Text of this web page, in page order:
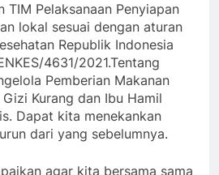
TIM Pelaksanaan Penyiapan
lokal sesuai dengan aturan
Republik Indonesia
4631/2021.Tentang
Pemberian Makanan
Kurang dan Ibu Hamil
Dapat kita menekankan
dari yang sebelumnya.
agar kita bersama sama